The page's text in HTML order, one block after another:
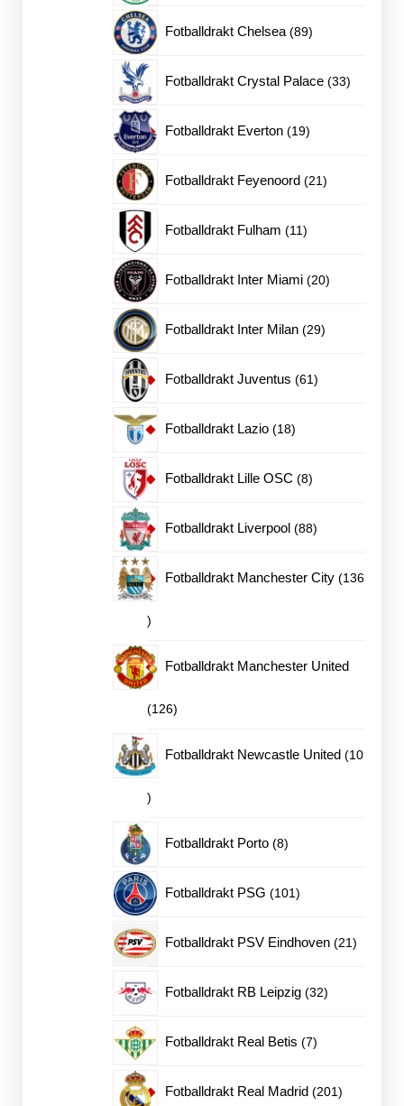
Fotballdrakt Chelsea 8989
Fotballdrakt Crystal Palace 3333
Fotballdrakt Everton 1919
Fotballdrakt Feyenoord 2121
Fotballdrakt Fulham 1111
Fotballdrakt Inter Miami 2020
Fotballdrakt Inter Milan 2929
Fotballdrakt Juventus 6161
Fotballdrakt Lazio 1818
Fotballdrakt Lille OSC 88
Fotballdrakt Liverpool 8888
Fotballdrakt Manchester City 136
136
produkter
Fotballdrakt Manchester United
126126
produkter
Fotballdrakt Newcastle United 10
10
produkter
Fotballdrakt Porto 88
Fotballdrakt PSG 101101
Fotballdrakt PSV Eindhoven 2121
Fotballdrakt RB Leipzig 3232
Fotballdrakt Real Betis 77
Fotballdrakt Real Madrid 201201